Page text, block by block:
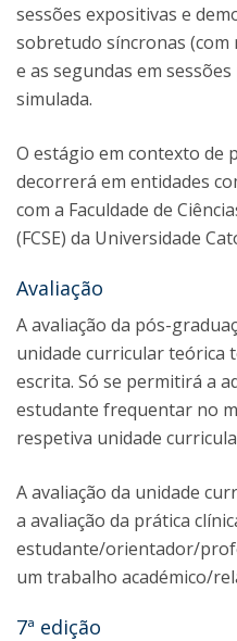
sessões expositivas e
sobretudo síncronas
e as segundas em
simulada.
O estágio em contexto de
decorrerá em entidades
com a Faculdade de
(FCSE) da Universidade
Avaliação
A avaliação da pós-
unidade curricular teórica
escrita. Só se permitirá a
estudante frequentar no
respetiva unidade
A avaliação da unidade
a avaliação da prática
estudante/orientador/
um trabalho académico/
7ª edição